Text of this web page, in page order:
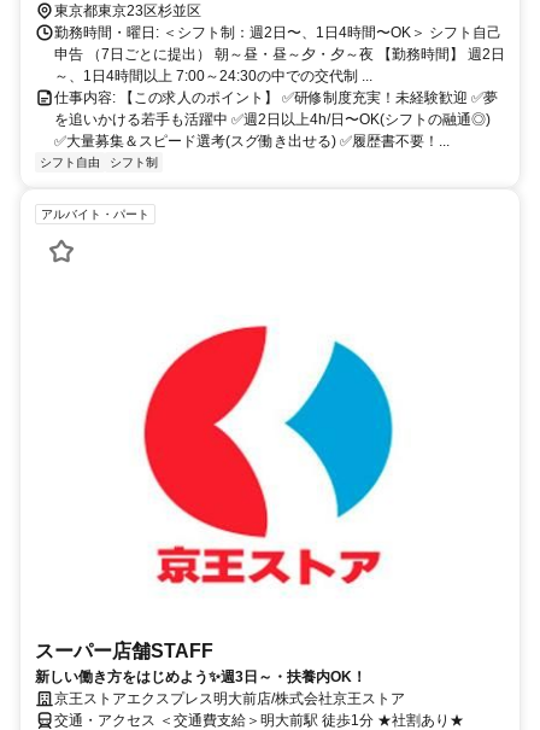
東京都東京23区杉並区
勤務時間・曜日: ＜シフト制：週2日〜、1日4時間〜OK＞ シフト自己
申告 （7日ごとに提出） 朝～昼・昼～夕・夕～夜 【勤務時間】 週2日
～、1日4時間以上 7:00～24:30の中での交代制 ...
仕事内容: 【この求人のポイント】 ✅研修制度充実！未経験歓迎 ✅夢
を追いかける若手も活躍中 ✅週2日以上4h/日〜OK(シフトの融通◎)
✅大量募集＆スピード選考(スグ働き出せる) ✅履歴書不要！...
シフト自由 シフト制
アルバイト・パート
スーパー店舗STAFF
新しい働き方をはじめよう✨週3日～・扶養内OK！
京王ストアエクスプレス明大前店/株式会社京王ストア
交通・アクセス ＜交通費支給＞明大前駅 徒歩1分 ★社割あり★